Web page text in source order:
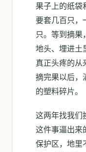
果子上的纸袋
要套几百只，
只。等到摘果
地头、埋进土
真正头疼的从
摘完果以后，
的塑料碎片。
这两年找我们
这件事逼出来
保护区，地里